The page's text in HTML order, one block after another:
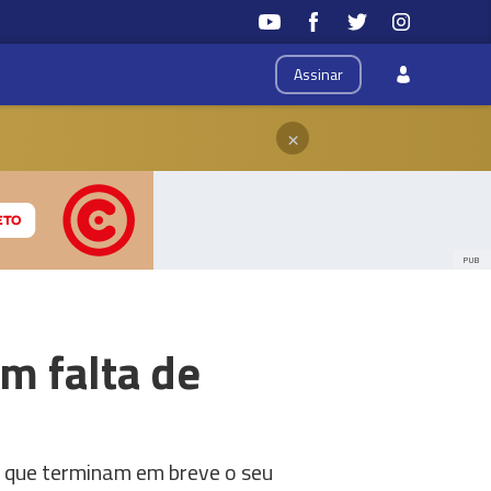
Assinar
×
PUB
falta de
terminam em breve o seu